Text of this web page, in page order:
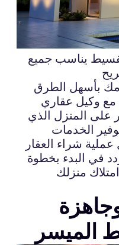
يناسب جميع
بأسهل الطرق
مع وكيل عقاري
على المنزل الذي
الخدمات
عملية شراء العقار
في البدء بخطوة
منزلك
الميسر